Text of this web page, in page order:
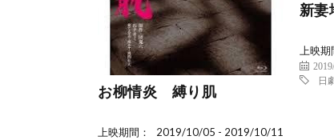
お柳情炎 縛り肌
上映期間： 2019/10/05 - 2019/10/11
新妻
上映期
日